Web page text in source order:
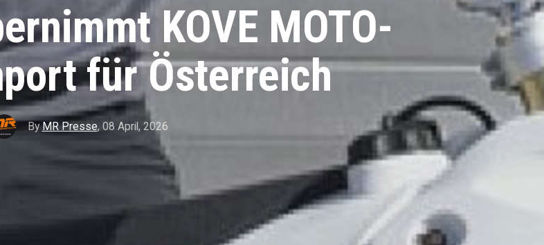
KOVE MOTO-
für Österreich
ByMR Presse, 08 April, 2026